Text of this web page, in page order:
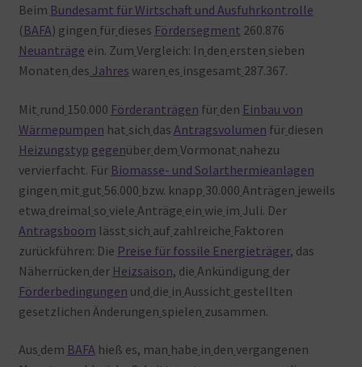
Beim Bundesamt für Wirtschaft und Ausfuhrkontrolle
( BAFA) gingen für dieses Fördersegment 260.876
Neuanträge ein. Zum Vergleich: In den ersten sieben
Monaten des Jahres waren es insgesamt 287.367.
Mit rund 150.000 Förderanträgen für den Einbau von
Wärmepumpen hat sich das Antragsvolumen für diesen
Heizungstyp gegenüber dem Vormonat nahezu
vervierfacht. Für Biomasse- und Solarthermieanlagen
gingen mit gut 56.000 bzw. knapp 30.000 Anträgen jeweils
etwa dreimal so viele Anträge ein wie im Juli. Der
Antragsboom lässt sich auf zahlreiche Faktoren
zurückführen: Die Preise für fossile Energieträger, das
Näherrücken der Heizsaison, die Ankündigung der
Förderbedingungen und die in Aussicht gestellten
gesetzlichen Änderungen spielen zusammen.
Aus dem BAFAhieß es, man habe in den vergangenen